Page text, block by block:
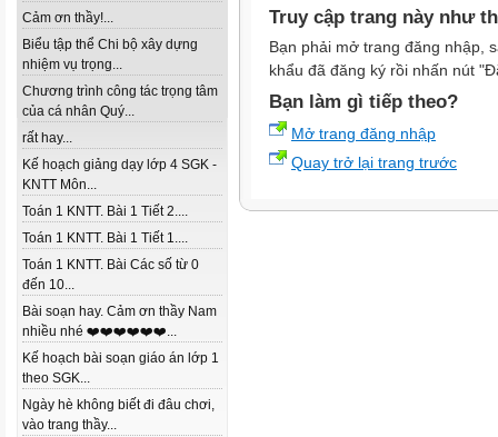
Cảm ơn thầy!...
Biểu tập thể Chi bộ xây dựng
nhiệm vụ trọng...
Chương trình công tác trọng tâm
của cá nhân Quý...
rất hay...
Kế hoạch giảng dạy lớp 4 SGK -
KNTT Môn...
Toán 1 KNTT. Bài 1 Tiết 2....
Toán 1 KNTT. Bài 1 Tiết 1....
Toán 1 KNTT. Bài Các số từ 0
đến 10...
Bài soạn hay. Cảm ơn thầy Nam
nhiều nhé ❤️❤️❤️❤️❤️❤️...
Kế hoạch bài soạn giáo án lớp 1
theo SGK...
Ngày hè không biết đi đâu chơi,
vào trang thầy...
Truy cập trang này như
Bạn phải mở trang đăng nhập,
khẩu đã đăng ký rồi nhấn nút
Bạn làm gì tiếp theo?
Mở trang đăng nhập
Quay trở lại trang trước